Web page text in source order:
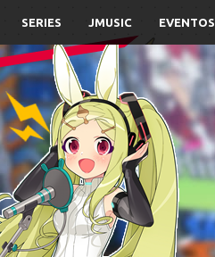
SERIES JMUSIC EVENTOS